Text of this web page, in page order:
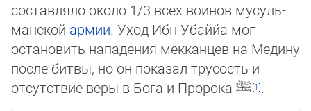
сос­тавляло около 1/3 всех воинов му­суль­
манской армии. Уход Ибн Убаййа мог
остановить на­па­де­ния мекканцев на Ме­ди­ну
пос­ле битвы, но он показал тру­сость и
отсутствие веры в Бо­га и Про­ро­ка ﷺ .